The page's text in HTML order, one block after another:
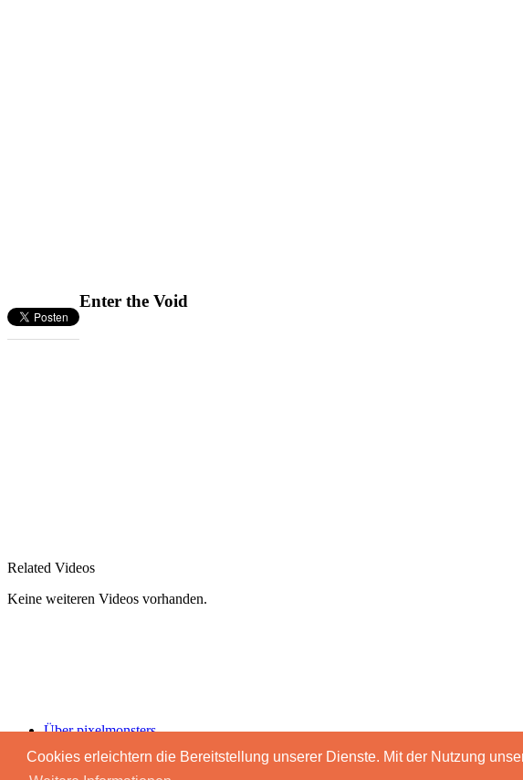
Cookies erleichtern die Bereitstellung unserer Dienste. Mit der Nutzung
Enter the Void
Related Videos
Keine weiteren Videos vorhanden.
Über pixelmonsters
Impressum & Datenschutz
Advertising